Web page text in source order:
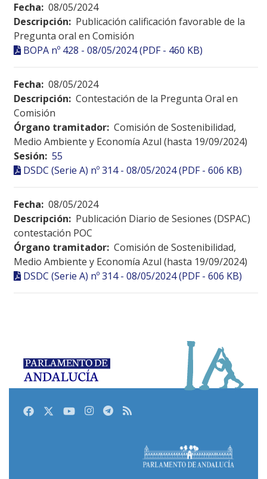
Fecha: 08/05/2024
Descripción: Publicación calificación favorable de la
Pregunta oral en Comisión
BOPA nº 428 - 08/05/2024 (PDF - 460 KB)
Fecha: 08/05/2024
Descripción: Contestación de la Pregunta Oral en
Comisión
Órgano tramitador: Comisión de Sostenibilidad,
Medio Ambiente y Economía Azul (hasta 19/09/2024)
Sesión: 55
DSDC (Serie A) nº 314 - 08/05/2024 (PDF - 606 KB)
Fecha: 08/05/2024
Descripción: Publicación Diario de Sesiones (DSPAC)
contestación POC
Órgano tramitador: Comisión de Sostenibilidad,
Medio Ambiente y Economía Azul (hasta 19/09/2024)
DSDC (Serie A) nº 314 - 08/05/2024 (PDF - 606 KB)
FacebookTwitterYoutubeInstagram
Telegram
RSS